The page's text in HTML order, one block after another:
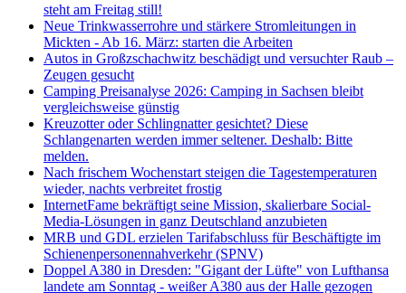
steht am Freitag still!
Neue Trinkwasserrohre und stärkere Stromleitungen in
Mickten - Ab 16. März: starten die Arbeiten
Autos in Großzschachwitz beschädigt und versuchter Raub –
Zeugen gesucht
Camping Preisanalyse 2026: Camping in Sachsen bleibt
vergleichsweise günstig
Kreuzotter oder Schlingnatter gesichtet? Diese
Schlangenarten werden immer seltener. Deshalb: Bitte
melden.
Nach frischem Wochenstart steigen die Tagestemperaturen
wieder, nachts verbreitet frostig
InternetFame bekräftigt seine Mission, skalierbare Social-
Media-Lösungen in ganz Deutschland anzubieten
MRB und GDL erzielen Tarifabschluss für Beschäftigte im
Schienenpersonennahverkehr (SPNV)
Doppel A380 in Dresden: "Gigant der Lüfte" von Lufthansa
landete am Sonntag - weißer A380 aus der Halle gezogen